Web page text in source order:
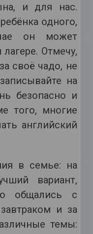
и для нас.
одного,
он может
Отмечу,
своё чадо, не
на
безопасно и
того, многие
английский
в семье: на
вариант,
общались с
и за
темы: